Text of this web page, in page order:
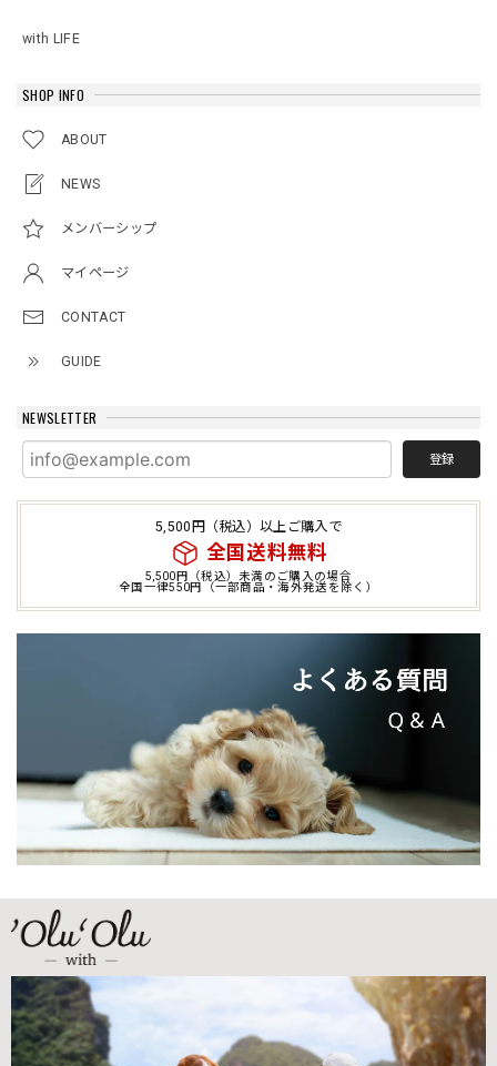
with LIFE
SHOP INFO
ABOUT
NEWS
メンバーシップ
マイページ
CONTACT
GUIDE
NEWSLETTER
登録
5,500円（税込）以上ご購入で
全国送料無料
5,500円（税込）未満のご購入の場合
全国一律550円（一部商品・海外発送を除く）